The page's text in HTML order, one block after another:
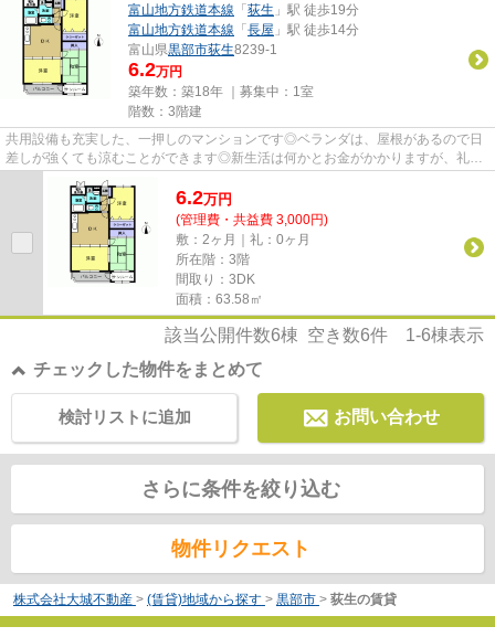
富山地方鉄道本線 「 荻生 」駅 徒歩19分
富山地方鉄道本線 「 長屋 」駅 徒歩14分
富山県黒部市荻生8239-1
6.2万円
築年数：築18年 ｜募集中： 1室
階数：3階建
共用設備も充実した、一押しのマンションです◎ベランダは、屋根があるので日
差しが強くても涼むことができます◎新生活は何かとお金がかかりますが、礼金
不要のためコストを抑えられま...
6.2万円
(管理費・共益費 3,000円)
敷：2ヶ月｜礼：0ヶ月
所在階：3階
間取り：3DK
面積：63.58㎡
該当公開件数6棟 空き数6件 1-6棟表示
チェックした物件をまとめて
お問い合わせ
検討リストに追加
さらに条件を絞り込む
物件リクエスト
株式会社大城不動産 > (賃貸)地域から探す > 黒部市 > 荻生の賃貸